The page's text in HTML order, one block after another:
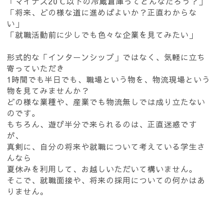
「将来、どの様な道に進めばよいか？正直わからな
い」
「就職活動前に少しでも色々な企業を見てみたい」
形式的な「インターンシップ」ではなく、気軽に立ち
寄っていただき
1時間でも半日でも、職場という物を、物流現場という
物を見てみませんか？
どの様な業種や、産業でも物流無しでは成り立たない
のです。
もちろん、遊び半分で来られるのは、正直迷惑です
が、
真剣に、自分の将来や就職について考えている学生さ
んなら
夏休みを利用して、お越しいただいて構いません。
そこで、就職面接や、将来の採用についての何かはあ
りません。